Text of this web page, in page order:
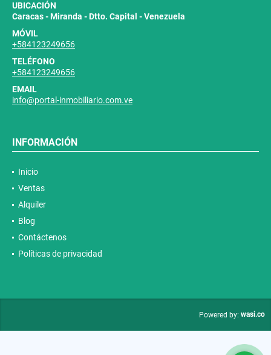
UBICACIÓN
Caracas - Miranda - Dtto. Capital - Venezuela
MÓVIL
+584123249656
TELÉFONO
+584123249656
EMAIL
info@portal-inmobiliario.com.ve
INFORMACIÓN
Inicio
Ventas
Alquiler
Blog
Contáctenos
Políticas de privacidad
Powered by: wasi.co